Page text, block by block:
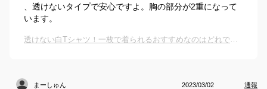
、透けないタイプで安心ですよ。胸の部分が2重になって
います。
透けない白Tシャツ！一枚で着られるおすすめなのはどれですか？
まーしゅん 2023/03/02 通報